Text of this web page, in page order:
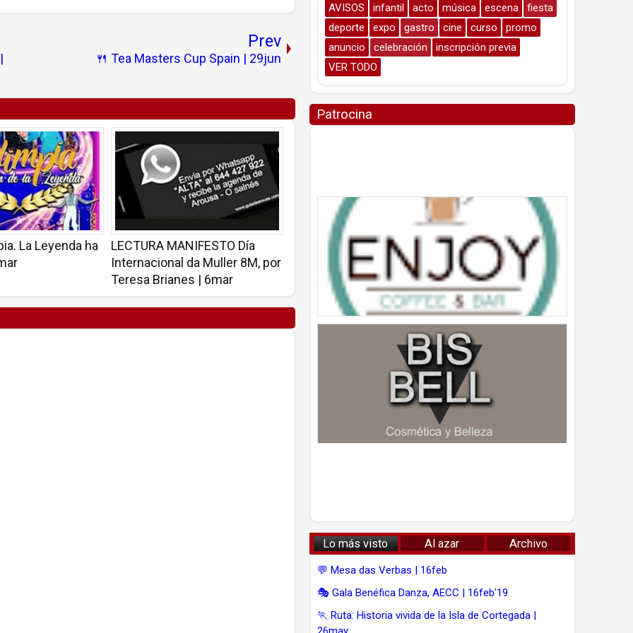
Prev
🍴 Tea Masters Cup Spain | 29jun
La Leyenda ha
LECTURA MANIFESTO Día
Internacional da Muller 8M, por
Teresa Brianes | 6mar
AVISOS infantil acto música escena
fiesta
deporte
expo gastro cine curso
promo
anuncio
celebración
inscripción previa
VER TODO
Patrocina
Lo más visto Al azar Archivo
💬 Mesa das Verbas | 16feb
🎭 Gala Benéfica Danza, AECC | 16feb'19
🏃 Ruta: Historia vivida de la Isla de Cortegada |